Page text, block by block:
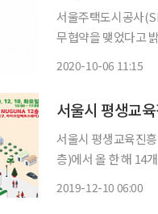
서울주택도시공사
무협약을 맺었다고 밝혔다. 전날 오후 서울 강남구 SH본사에서 열린
2020-10-06 11:15
서울시 평생교
서울시 평생교육진
층)에서 올 한 해 14개
2019-12-10 06:00